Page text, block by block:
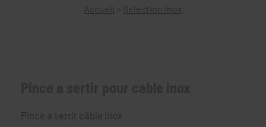
Accueil > Selection Inox
Pince a sertir câble inox